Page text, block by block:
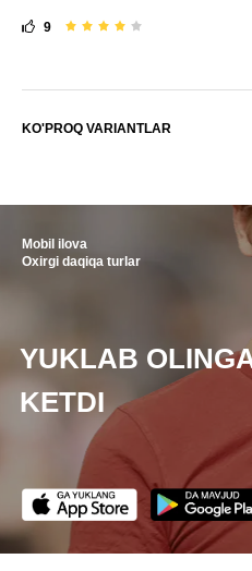
9
KO'PROQ VARIANTLAR
Mobil ilova
Oxirgi daqiqa turlar
YUKLAB
KETDI